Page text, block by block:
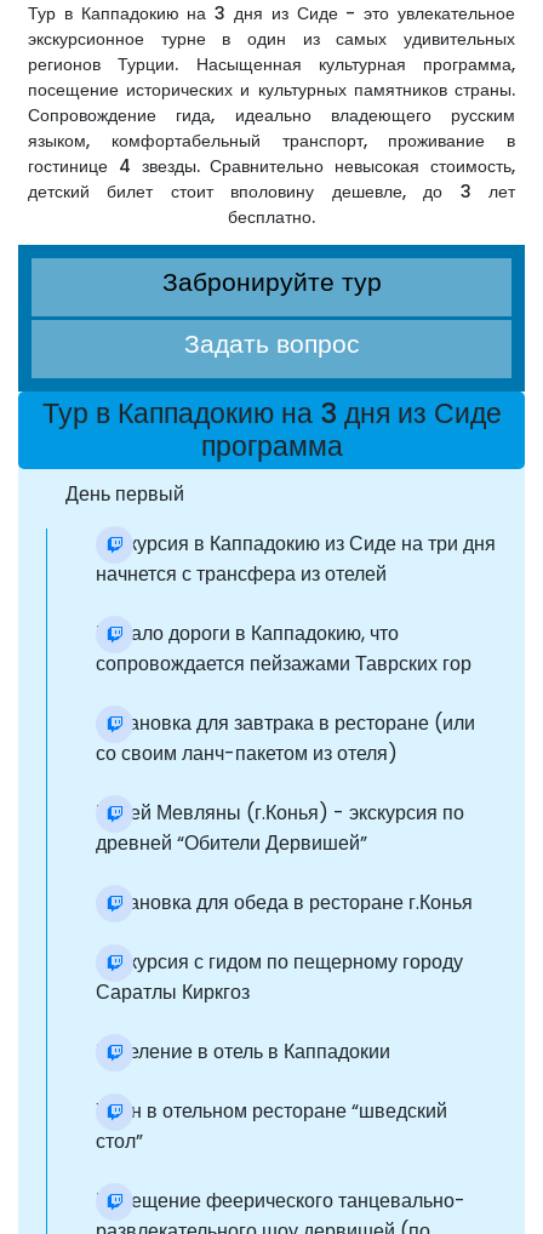
Тур в Каппадокию на 3 дня из Сиде - это увлекательное
экскурсионное турне в один из самых удивительных
регионов Турции. Насыщенная культурная программа,
посещение исторических и культурных памятников страны.
Сопровождение гида, идеально владеющего русским
языком, комфортабельный транспорт, проживание в
гостинице 4 звезды. Сравнительно невысокая стоимость,
детский билет стоит вполовину дешевле, до 3 лет
бесплатно.
Забронируйте тур
Задать вопрос
Тур в Каппадокию на 3 дня из Сиде
программа
День первый
Экскурсия в Каппадокию из Сиде на три дня
начнется с трансфера из отелей
Начало дороги в Каппадокию, что
сопровождается пейзажами Таврских гор
Остановка для завтрака в ресторане (или
со своим ланч-пакетом из отеля)
Музей Мевляны (г.Конья) - экскурсия по
древней “Обители Дервишей”
Остановка для обеда в ресторане г.Конья
Экскурсия с гидом по пещерному городу
Саратлы Киркгоз
Заселение в отель в Каппадокии
Ужин в отельном ресторане “шведский
стол”
Посещение феерического танцевально-